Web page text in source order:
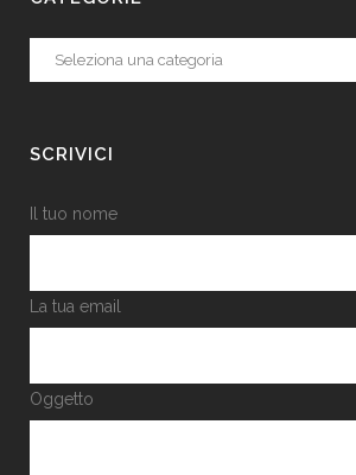
Categorie
SCRIVICI
Il tuo nome
La tua email
Oggetto